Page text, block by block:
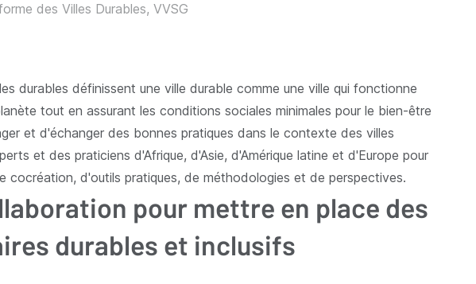
des Villes Durables, VVSG
durables définissent une ville durable comme une ville qui fonctionne
tout en assurant les conditions sociales minimales pour le bien-être
et d'échanger des bonnes pratiques dans le contexte des villes
et des praticiens d'Afrique, d'Asie, d'Amérique latine et d'Europe pour
cocréation, d'outils pratiques, de méthodologies et de perspectives.
pour mettre en place des
durables et inclusifs